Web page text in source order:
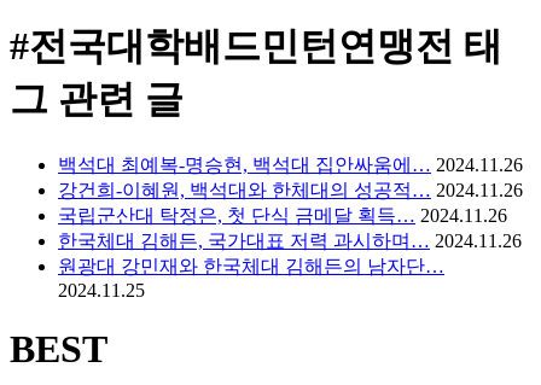
#전국대학배드민턴연맹전 태
그 관련 글
백석대 최예복-명승현, 백석대 집안싸움에… 2024.11.26
강건희-이혜원, 백석대와 한체대의 성공적… 2024.11.26
국립군산대 탁정은, 첫 단식 금메달 획득… 2024.11.26
한국체대 김해든, 국가대표 저력 과시하며… 2024.11.26
원광대 강민재와 한국체대 김해든의 남자단…
2024.11.25
BEST